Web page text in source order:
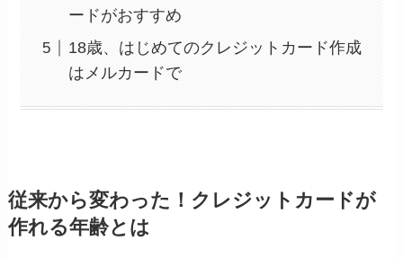
ードがおすすめ
18歳、はじめてのクレジットカード作成
はメルカードで
従来から変わった！クレジットカードが
作れる年齢とは